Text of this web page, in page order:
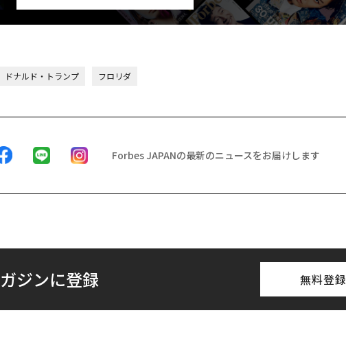
ドナルド・トランプ フロリダ
Forbes JAPANの最新のニュースをお届けします
ジンに登録 無料登録